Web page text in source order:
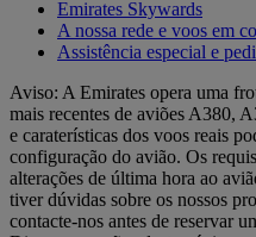
Emirates Skywards
A nossa rede e voos em
Assistência especial e
Aviso: A Emirates opera uma
mais recentes de aviões A380,
e caraterísticas dos voos reais
configuração do avião. Os
alterações de última hora ao
tiver dúvidas sobre os nossos
contacte-nos antes de reservar